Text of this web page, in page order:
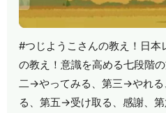
#つじようこさんの教え！日本
の教え！意識を高める七段階
二→やってみる、第三→やれ
る、第五→受け取る、感謝、